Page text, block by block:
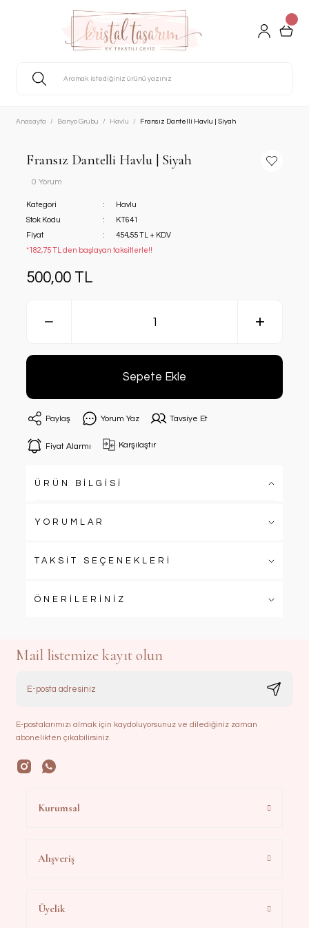
Anasayfa Banyo Grubu Havlu Fransız Dantelli Havlu | Siyah
Fransız Dantelli Havlu | Siyah
0 Yorum
Kategori
Havlu
Stok Kodu
KT641
Fiyat
454,55 TL + KDV
*182,75 TL den başlayan taksitlerle!!
500,00 TL
Sepete Ekle
Paylaş Yorum Yaz Tavsiye Et
Fiyat Alarmı Karşılaştır
ÜRÜN BİLGİSİ
YORUMLAR
TAKSİT SEÇENEKLERİ
ÖNERİLERİNİZ
Mail listemize kayıt olun
E-postalarımızı almak için kaydoluyorsunuz ve dilediğiniz zaman
abonelikten çıkabilirsiniz.
Kurumsal
Alışveriş
Üyelik